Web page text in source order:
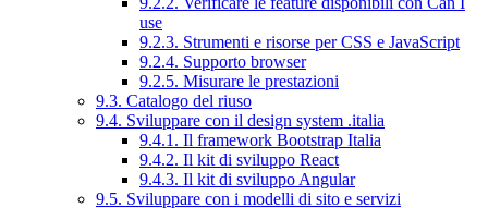
use
9.2.3. Strumenti e risorse per CSS e JavaScript
9.2.4. Supporto browser
9.2.5. Misurare le prestazioni
9.3. Catalogo del riuso
9.4. Sviluppare con il design system .italia
9.4.1. Il framework Bootstrap Italia
9.4.2. Il kit di sviluppo React
9.4.3. Il kit di sviluppo Angular
9.5. Sviluppare con i modelli di sito e servizi